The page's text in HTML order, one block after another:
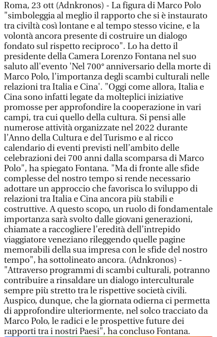
Roma, 23 ott (Adnkronos) - La figura di Marco Polo
"simboleggia al meglio il rapporto che si è instaurato
tra civiltà così lontane e al tempo stesso vicine, e la
volontà ancora presente di costruire un dialogo
fondato sul rispetto reciproco". Lo ha detto il
presidente della Camera Lorenzo Fontana nel suo
saluto all'evento 'Nel 700° anniversario della morte di
Marco Polo, l’importanza degli scambi culturali nelle
relazioni tra Italia e Cina'. "Oggi come allora, Italia e
Cina sono infatti legate da molteplici iniziative
promosse per approfondire la cooperazione in vari
campi, tra cui quello della cultura. Si pensi alle
numerose attività organizzate nel 2022 durante
l’Anno della Cultura e del Turismo e al ricco
calendario di eventi previsti nell’ambito delle
celebrazioni dei 700 anni dalla scomparsa di Marco
Polo", ha spiegato Fontana. "Ma di fronte alle sfide
complesse del nostro tempo si rende necessario
adottare un approccio che favorisca lo sviluppo di
relazioni tra Italia e Cina ancora più stabili e
costruttive. A questo scopo, un ruolo di fondamentale
importanza sarà svolto dalle giovani generazioni,
chiamate a raccogliere l’eredità dell’intrepido
viaggiatore veneziano rileggendo quelle pagine
memorabili della sua impresa con le sfide del nostro
tempo", ha sottolineato ancora. (Adnkronos) -
"Attraverso programmi di scambi culturali, potranno
contribuire a rinsaldare un dialogo interculturale
sempre più stretto tra le rispettive società civili.
Auspico, dunque, che la giornata odierna ci permetta
di approfondire ulteriormente, nel solco tracciato da
Marco Polo, le radici e le prospettive future dei
rapporti tra i nostri Paesi", ha concluso Fontana.